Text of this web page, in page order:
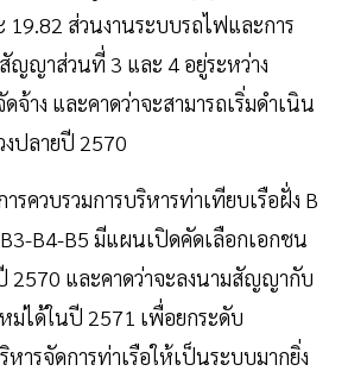
19.82 ส่วนงานระบบรถไฟและการ
ญญาส่วนที่ 3 และ 4 อยู่ระหว่าง
จ้าง และคาดว่าจะสามารถเริ่มดำเนิน
งปลายปี 2570
รควบรวมการบริหารท่าเทียบเรือฝั่ง B
B4-B5 มีแผนเปิดคัดเลือกเอกชน
2570 และคาดว่าจะลงนามสัญญากับ
ม่ได้ในปี 2571 เพื่อยกระดับ
ารจัดการท่าเรือให้เป็นระบบมากยิ่ง